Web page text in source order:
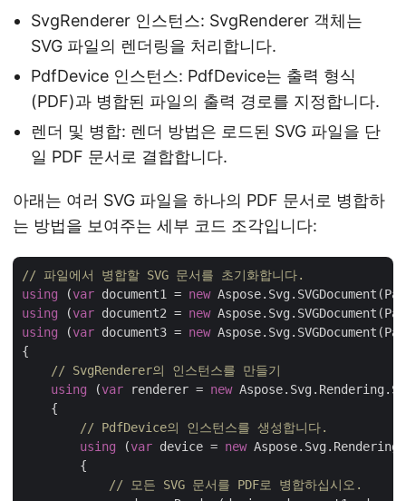
SvgRenderer 인스턴스: SvgRenderer 객체는
SVG 파일의 렌더링을 처리합니다.
PdfDevice 인스턴스: PdfDevice는 출력 형식
(PDF)과 병합된 파일의 출력 경로를 지정합니다.
렌더 및 병합: 렌더 방법은 로드된 SVG 파일을 단
일 PDF 문서로 결합합니다.
아래는 여러 SVG 파일을 하나의 PDF 문서로 병합하
는 방법을 보여주는 세부 코드 조각입니다:
// 파일에서 병합할 SVG 문서를 초기화합니다.
using (var document1 = new
using (var document2 = new
using (var document3 = new
{
// SvgRenderer의 인스턴스를 만들기
using (var renderer = new
    {
// PdfDevice의 인스턴스를 생성합니다.
using (var device = new
        {
// 모든 SVG 문서를 PDF로 병합하십시오.